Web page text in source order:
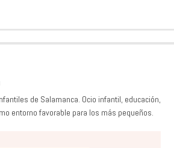
de Salamanca. Ocio infantil, educación,
entorno favorable para los más pequeños.